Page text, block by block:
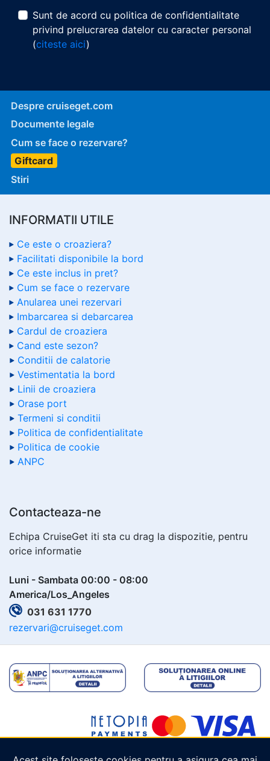
Sunt de acord cu politica de confidentialitate
privind prelucrarea datelor cu caracter personal
(citeste aici)
Despre cruiseget.com
Documente legale
Cum se face o rezervare?
Giftcard
Stiri
INFORMATII UTILE
Ce este o croaziera?
Facilitati disponibile la bord
Ce este inclus in pret?
Cum se face o rezervare
Anularea unei rezervari
Imbarcarea si debarcarea
Cardul de croaziera
Cand este sezon?
Conditii de calatorie
Vestimentatia la bord
Linii de croaziera
Orase port
Termeni si conditii
Politica de confidentialitate
Politica de cookie
ANPC
Contacteaza-ne
Echipa CruiseGet iti sta cu drag la dispozitie, pentru
orice informatie
Luni - Sambata 00:00 - 08:00
America/Los_Angeles
031 631 1770
rezervari@cruiseget.com